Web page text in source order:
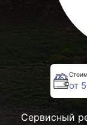
от
Сервисный